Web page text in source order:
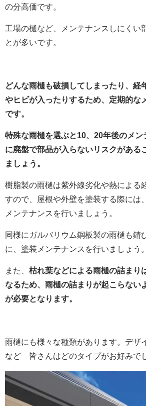
の分高価です。
工場の樋など、メンテナンスしにくい
とが多いです。
どんな雨樋も破損してしまったり、経
やヒビが入ったりするため、定期的な
です。
特殊な雨樋を選ぶと10、20年後のメン
に廃盤で部品が入らないリスクがある
ましょう。
樹脂製の雨樋は紫外線劣化や熱による
すので、屋根や外壁を塗装する際には
メンテナンスを行いましょう。
同様にガルバリウム鋼板製の雨樋も錆
に、塗装メンテナンスを行いましょう。
また、 枯れ葉などによる雨樋の詰まり
なるため、雨樋の詰まりが起こらない
が必要となります。
雨樋にも様々な種類があります。デザ
など 皆さんはどのタイプがお好みで